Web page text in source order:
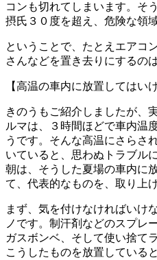
コンも切れてしまいます。そ
摂氏３０度を超え、危険な領
ということで、たとえエアコ
さんなどを置き去りにするの
【高温の車内に放置してはい
きのうもご紹介しましたが、
ルマは、３時間ほどで車内温
うです。そんな高温にさらさ
いていると、思わぬトラブル
朝は、そうした夏場の車内に
て、代表的なものを、取り上
まず、気を付けなければいけ
ノです。制汗剤などのスプレ
ガスボンベ、そして使い捨て
こうしたものを放置している